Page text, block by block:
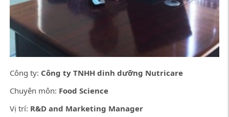
Công ty: Công ty TNHH dinh dưỡng Nutricare
Chuyên môn: Food Science
Vị trí: R&D and Marketing Manager